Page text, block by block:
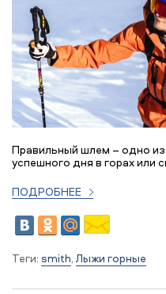
Правильный шлем – одно
успешного дня в горах или
ПОДРОБНЕЕ
Теги: smith, Лыжи горные